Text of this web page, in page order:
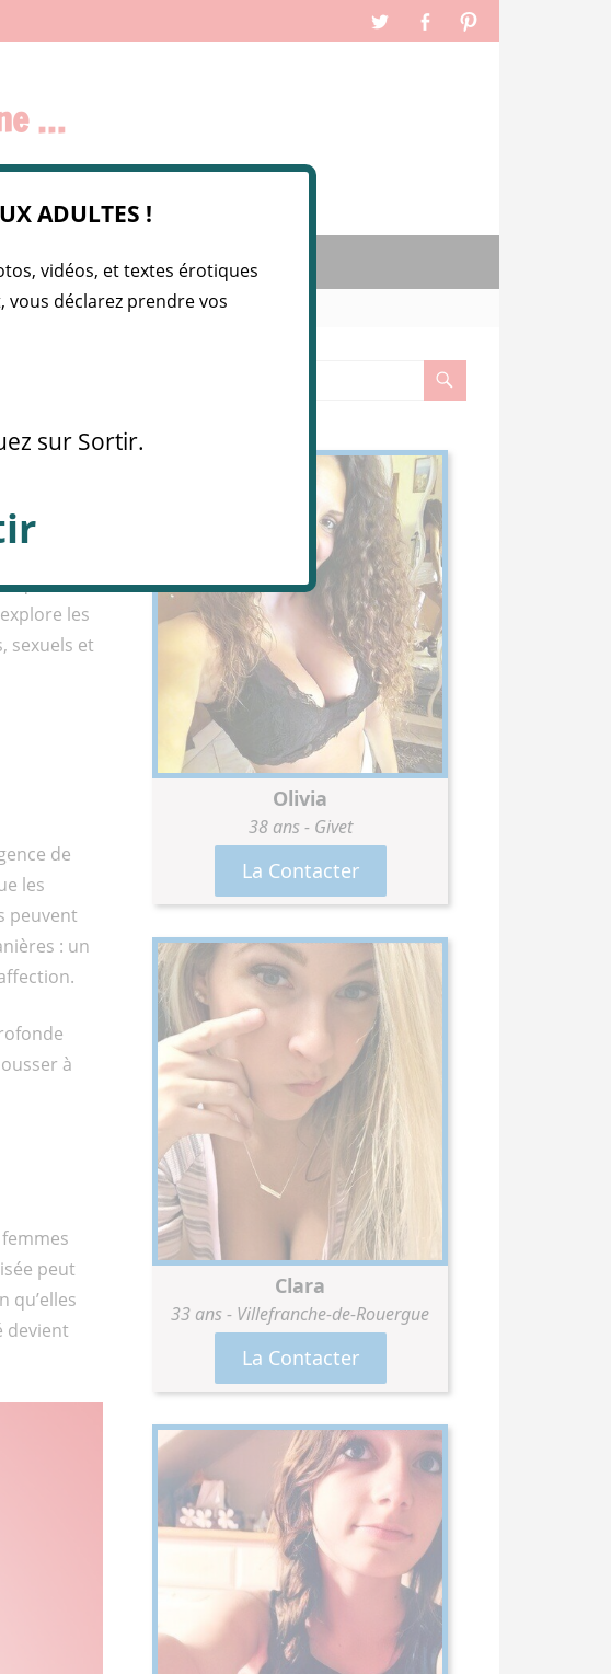
ADULTES !
vidéos, et textes érotiques
déclarez prendre vos
sur Sortir.
…
PUBLIEZ VOS ARTICLES
Féminine
et
qui les
les
sexuels et
de
les
peuvent
: un
à
peut
qu’elles
devient